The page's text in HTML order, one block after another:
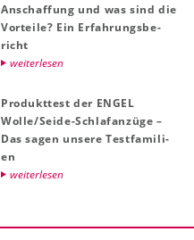
An­schaf­fung und was sind die
Vor­tei­le? Ein Er­fah­rungs­be­
richt
wei­ter­le­sen
Pro­dukt­test der ENGEL
Wolle/Seide-Schlaf­an­zü­ge –
Das sagen un­se­re Test­fa­mi­li­
en
wei­ter­le­sen